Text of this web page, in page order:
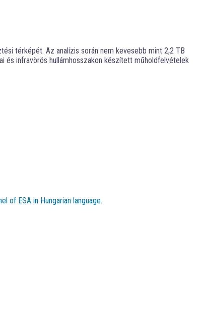
térképét. Az analízis során nem kevesebb mint 2,2 TB
és infravörös hullámhosszakon készített műholdfelvételek
of ESA in Hungarian language.